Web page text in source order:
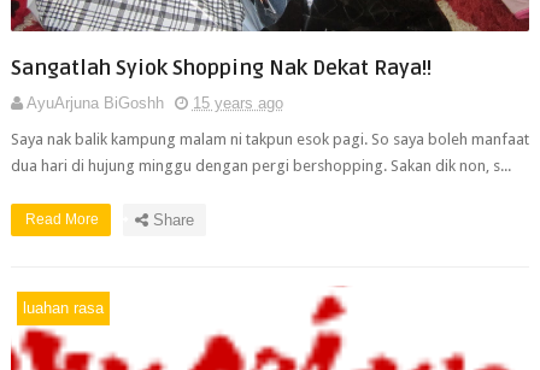
Sangatlah Syiok Shopping Nak Dekat Raya!!
AyuArjuna BiGoshh
15 years ago
Saya nak balik kampung malam ni takpun esok pagi. So saya boleh manfaat
dua hari di hujung minggu dengan pergi bershopping. Sakan dik non, s...
Read More Share
luahan rasa